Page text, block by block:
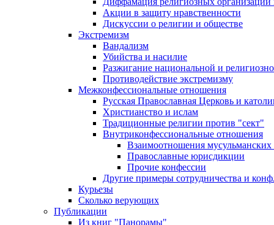
Акции в защиту нравственности
Дискуссии о религии и обществе
Экстремизм
Вандализм
Убийства и насилие
Разжигание национальной и
Противодействие экстремизму
Межконфессиональные отношения
Русская Православная Церковь и
Христианство и ислам
Традиционные религии против "сект"
Внутриконфессиональные отношения
Взаимоотношения мусульманских
Православные юрисдикции
Прочие конфессии
Другие примеры сотрудничества и
Курьезы
Сколько верующих
Публикации
Из книг "Панорамы"